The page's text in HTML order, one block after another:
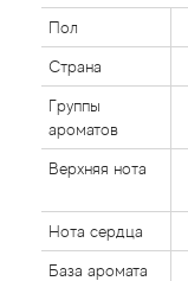
Пол
Страна
Группы
ароматов
Верхняя нота
Нота сердца
База аромата